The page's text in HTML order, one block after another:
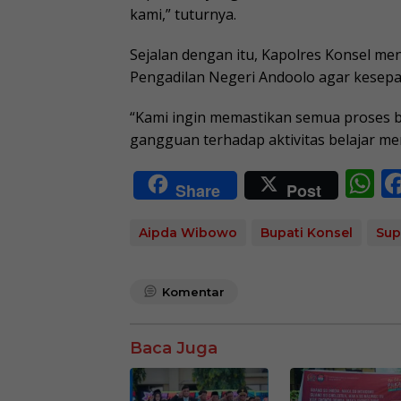
kami,” tuturnya.
Sejalan dengan itu, Kapolres Konsel
Pengadilan Negeri Andoolo agar
“Kami ingin memastikan semua proses
gangguan terhadap aktivitas belajar
Share Post W
at
Aipda Wibowo Bupati Konsel
Komentar
Baca Juga